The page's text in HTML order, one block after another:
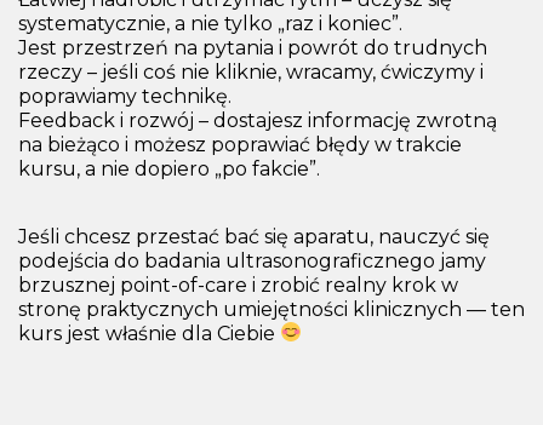
systematycznie, a nie tylko „raz i koniec”.
Jest przestrzeń na pytania i powrót do trudnych
rzeczy – jeśli coś nie kliknie, wracamy, ćwiczymy i
poprawiamy technikę.
Feedback i rozwój – dostajesz informację zwrotną
na bieżąco i możesz poprawiać błędy w trakcie
kursu, a nie dopiero „po fakcie”.
Jeśli chcesz przestać bać się aparatu, nauczyć się
podejścia do badania ultrasonograficznego jamy
brzusznej point-of-care i zrobić realny krok w
stronę praktycznych umiejętności klinicznych — ten
kurs jest właśnie dla Ciebie